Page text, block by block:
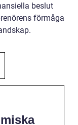
beslut
förmåga